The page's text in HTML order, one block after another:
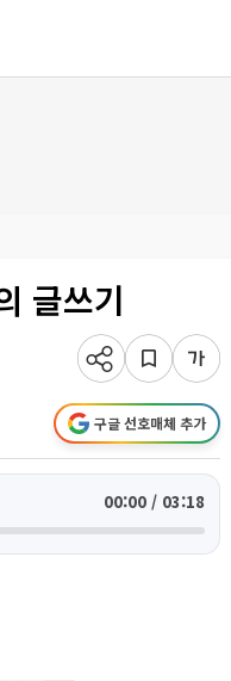
글쓰기
구글 선호매체 추가
00:00 / 03:18